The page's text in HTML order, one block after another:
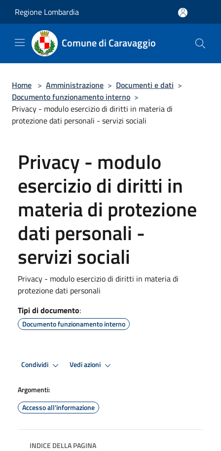
Regione Lombardia
Comune di Caravaggio
Home > Amministrazione > Documenti e dati >
Documento funzionamento interno >
Privacy - modulo esercizio di diritti in materia di
protezione dati personali - servizi sociali
Privacy - modulo
esercizio di diritti in
materia di protezione
dati personali -
servizi sociali
Privacy - modulo esercizio di diritti in materia di
protezione dati personali
Tipi di documento:
Documento funzionamento interno
Condividi Vedi azioni
Argomenti:
Accesso all'informazione
INDICE DELLA PAGINA